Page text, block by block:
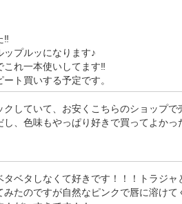
‼︎
プルッになります♪
これ一本使いしてます‼︎
ト買いする予定です。
クしていて、お安くこちらのショップで
し、色味もやっぱり好きで買ってよか
タベタしなくて好きです！！！トラジ
みたのですが自然なピンクで唇に溶けて